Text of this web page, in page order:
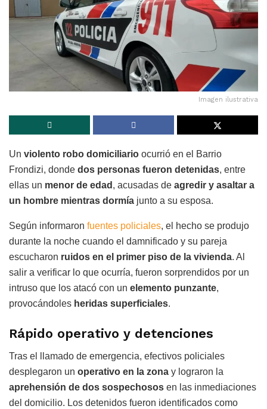
Imagen ilustrativa
Un violento robo domiciliario ocurrió en el Barrio
Frondizi, donde dos personas fueron detenidas, entre
ellas un menor de edad , acusadas de agredir y asaltar a
un hombre mientras dormía junto a su esposa.
Según informaron fuentes policiales, el hecho se produjo
durante la noche cuando el damnificado y su pareja
escucharon ruidos en el primer piso de la vivienda. Al
salir a verificar lo que ocurría, fueron sorprendidos por un
intruso que los atacó con un elemento punzante,
provocándoles heridas superficiales.
Rápido operativo y detenciones
Tras el llamado de emergencia, efectivos policiales
desplegaron un operativo en la zona y lograron la
aprehensión de dos sospechosos en las inmediaciones
del domicilio. Los detenidos fueron identificados como